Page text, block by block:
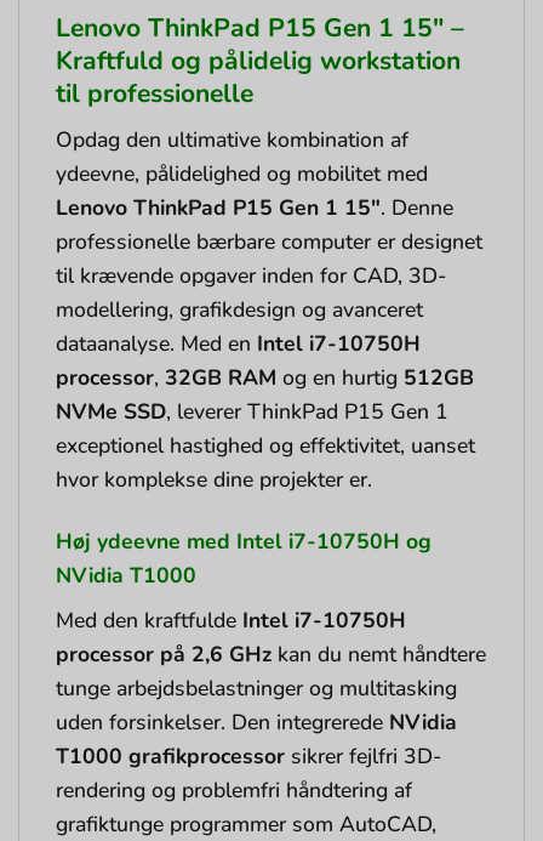
Lenovo ThinkPad P15 Gen 1 15″ –
Kraftfuld og pålidelig workstation
til professionelle
Opdag den ultimative kombination af
ydeevne, pålidelighed og mobilitet med
Lenovo ThinkPad P15 Gen 1 15″. Denne
professionelle bærbare computer er designet
til krævende opgaver inden for CAD, 3D-
modellering, grafikdesign og avanceret
dataanalyse. Med en Intel i7-10750H
processor, 32GB RAM og en hurtig 512GB
NVMe SSD, leverer ThinkPad P15 Gen 1
exceptionel hastighed og effektivitet, uanset
hvor komplekse dine projekter er.
Høj ydeevne med Intel i7-10750H og
NVidia T1000
Med den kraftfulde Intel i7-10750H
processor på 2,6 GHz kan du nemt håndtere
tunge arbejdsbelastninger og multitasking
uden forsinkelser. Den integrerede NVidia
T1000 grafikprocessor sikrer fejlfri 3D-
rendering og problemfri håndtering af
grafiktunge programmer som AutoCAD,